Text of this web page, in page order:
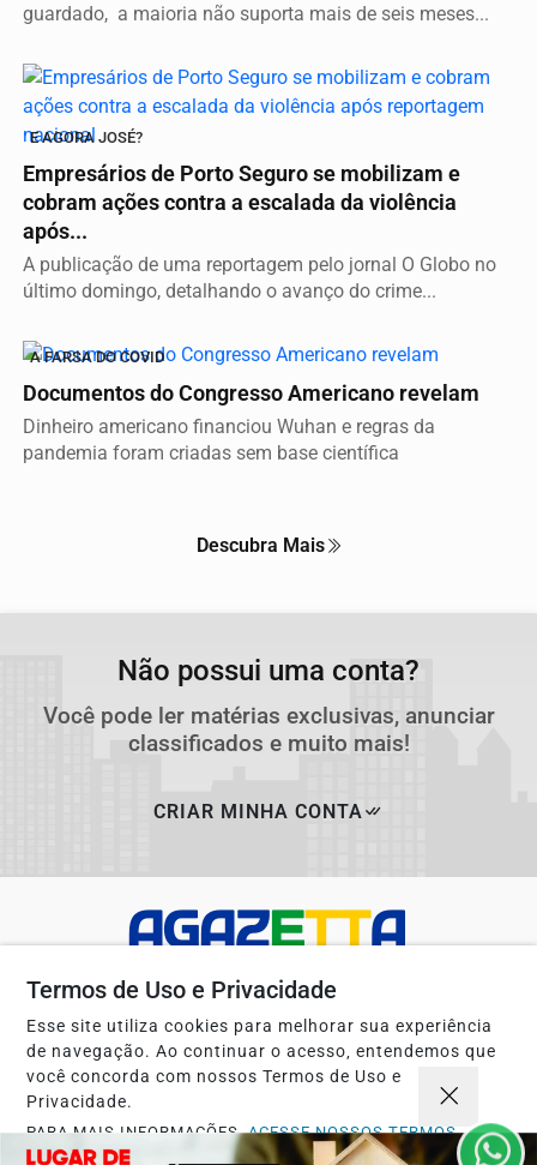
guardado, a maioria não suporta mais de seis meses...
E AGORA JOSÉ?
Empresários de Porto Seguro se mobilizam e
cobram ações contra a escalada da violência
após...
A publicação de uma reportagem pelo jornal O Globo no
último domingo, detalhando o avanço do crime...
A FARSA DO COVID
Documentos do Congresso Americano revelam
Dinheiro americano financiou Wuhan e regras da
pandemia foram criadas sem base científica
Descubra Mais
Não possui uma conta?
Você pode ler matérias exclusivas, anunciar
classificados e muito mais!
CRIAR MINHA CONTA
Navegue
Início
Opinião
Termos de Uso e Privacidade
Esse site utiliza cookies para melhorar sua experiência
de navegação. Ao continuar o acesso, entendemos que
você concorda com nossos Termos de Uso e
Privacidade.
PARA MAIS INFORMAÇÕES,ACESSE NOSSOS TERMOS
CLICANDO AQUI